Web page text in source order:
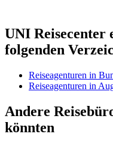
UNI Reisecenter
folgenden
Reiseagenturen in
Reiseagenturen in
Andere
könnten